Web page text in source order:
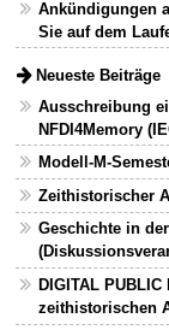
Ankündigungen
Sie auf dem
Neueste Beiträge
Ausschreibung
NFDI4Memory
Modell-M-
Zeithistorischer
Geschichte in
DIGITAL
zeithistorischen